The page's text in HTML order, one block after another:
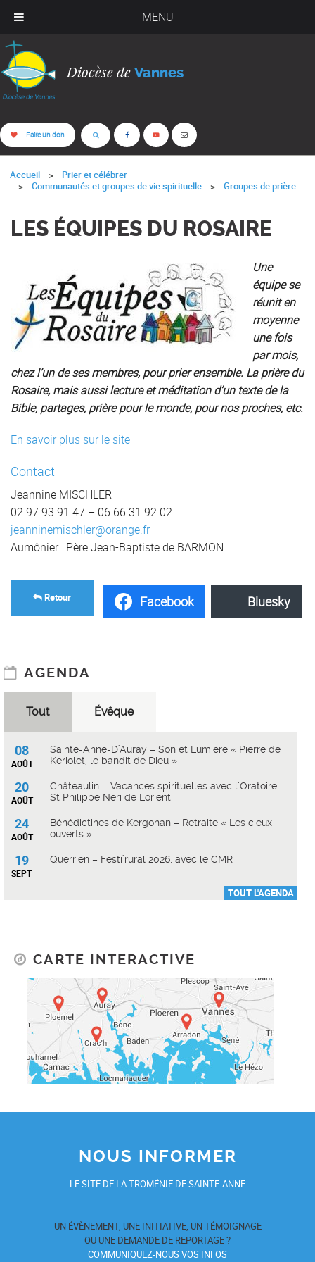
MENU
Diocèse de Vannes
Faire un don
Accueil
Prier et célébrer
Communautés et groupes de vie spirituelle
Groupes de prière
LES ÉQUIPES DU ROSAIRE
Une
équipe se
réunit en
moyenne
une fois
par mois,
chez l’un de ses membres, pour prier ensemble. La prière du
Rosaire, mais aussi lecture et méditation d’un texte de la
Bible, partages, prière pour le monde, pour nos proches, etc.
En savoir plus sur le site
Contact
Jeannine MISCHLER
02.97.93.91.47 – 06.66.31.92.02
jeanninemischler@orange.fr
Aumônier : Père Jean-Baptiste de BARMON
Facebook Bluesky
Retour
AGENDA
Tout Évêque
08
AOÛT
Sainte-Anne-D’Auray – Son et Lumière « Pierre de
Keriolet, le bandit de Dieu »
20
AOÛT
Châteaulin – Vacances spirituelles avec l’Oratoire
St Philippe Néri de Lorient
24
AOÛT
Bénédictines de Kergonan – Retraite « Les cieux
ouverts »
19
SEPT
Querrien – Festi’rural 2026, avec le CMR
TOUT L'AGENDA
CARTE INTERACTIVE
NOUS INFORMER
LE SITE DE LA TROMÉNIE DE SAINTE-ANNE
UN ÉVÈNEMENT, UNE INITIATIVE, UN TÉMOIGNAGE
OU UNE DEMANDE DE REPORTAGE ?
COMMUNIQUEZ-NOUS VOS INFOS